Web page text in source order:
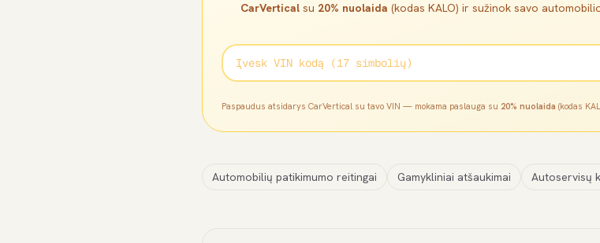
CarVertical su 20% nuolaida (kodas KALO) ir sužinok savo
Paspaudus atsidarys CarVertical su tavo VIN — mokama paslauga su 20% nuolaida (kodas
Automobilių patikimumo reitingai Gamykliniai atšaukimai Autoservisų